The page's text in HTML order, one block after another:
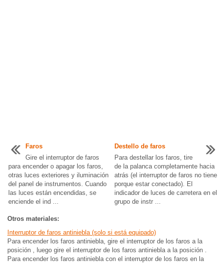
Faros
Gire el interruptor de faros
para encender o apagar los faros,
otras luces exteriores y iluminación
del panel de instrumentos. Cuando
las luces están encendidas, se
enciende el ind ...
Destello de faros
Para destellar los faros, tire
de la palanca completamente hacia
atrás (el interruptor de faros no tiene
porque estar conectado). El
indicador de luces de carretera en el
grupo de instr ...
Otros materiales:
Interruptor de faros antiniebla (solo si está equipado)
Para encender los faros antiniebla, gire el interruptor de los faros a la
posición , luego gire el interruptor de los faros antiniebla a la posición .
Para encender los faros antiniebla con el interruptor de los faros en la